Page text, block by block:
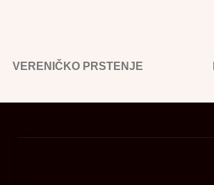
VERENIČKO PRSTENJE